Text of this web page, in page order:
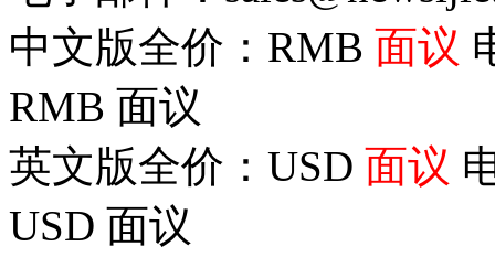
中文版全价：RMB 面议
RMB 面议
英文版全价：USD 面议
USD 面议